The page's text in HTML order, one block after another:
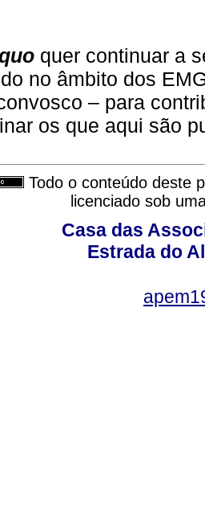
quer continuar a
no âmbito dos
– para
os que aqui são
Todo o conteúdo deste
licenciado sob
Casa das
Estrada do